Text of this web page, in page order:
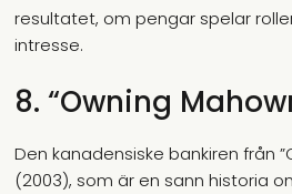
resultatet, om pengar spelar
intresse.
8. “Owning
Den kanadensiske bankiren från
(2003), som är en sann historia